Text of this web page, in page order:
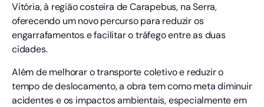
Vitória, à região costeira de Carapebus, na Serra,
oferecendo um novo percurso para reduzir os
engarrafamentos e facilitar o tráfego entre as duas
cidades.
Além de melhorar o transporte coletivo e reduzir o
tempo de deslocamento, a obra tem como meta diminuir
acidentes e os impactos ambientais, especialmente em